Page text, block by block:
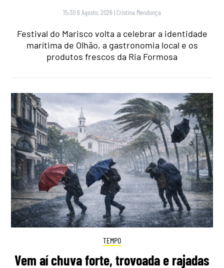
15:30 6 Agosto, 2026 | Cristina Mendonça
Festival do Marisco volta a celebrar a identidade
marítima de Olhão, a gastronomia local e os
produtos frescos da Ria Formosa
TEMPO
Vem aí chuva forte, trovoada e rajadas